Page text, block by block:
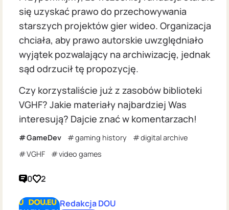
się uzyskać prawo do przechowywania
starszych projektów gier wideo. Organizacja
chciała, aby prawo autorskie uwzględniało
wyjątek pozwalający na archiwizację, jednak
sąd odrzucił tę propozycję.
Czy korzystaliście już z zasobów biblioteki
VGHF? Jakie materiały najbardziej Was
interesują? Dajcie znać w komentarzach!
GameDev gaming history
digital archive
VGHF
video games
0 2
Redakcja DOU